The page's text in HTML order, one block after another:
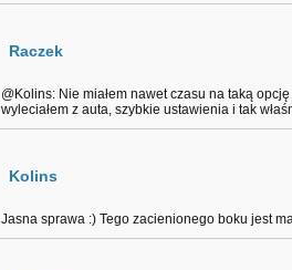
Raczek
@Kolins: Nie miałem nawet czasu na taką
wyleciałem z auta, szybkie ustawienia i tak
Kolins
Jasna sprawa :) Tego zacienionego boku jest